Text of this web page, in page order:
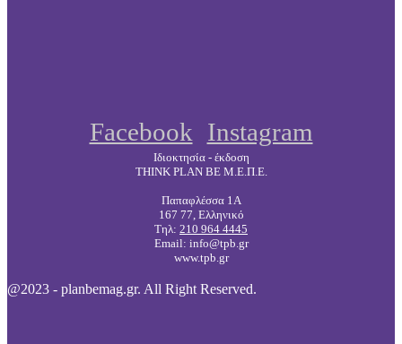
Facebook Instagram
Ιδιοκτησία - έκδοση
THINK PLAN BE Μ.Ε.Π.Ε.
Παπαφλέσσα 1Α
167 77, Ελληνικό
Τηλ: 210 964 4445
Email: info@tpb.gr
www.tpb.gr
@2023 - planbemag.gr. All Right Reserved.